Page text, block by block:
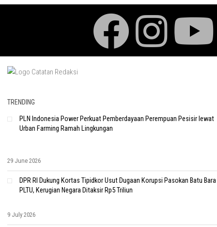
TRENDING
PLN Indonesia Power Perkuat Pemberdayaan Perempuan Pesisir lewat
Urban Farming Ramah Lingkungan
29 June 2026
DPR RI Dukung Kortas Tipidkor Usut Dugaan Korupsi Pasokan Batu Bara
PLTU, Kerugian Negara Ditaksir Rp5 Triliun
9 July 2026